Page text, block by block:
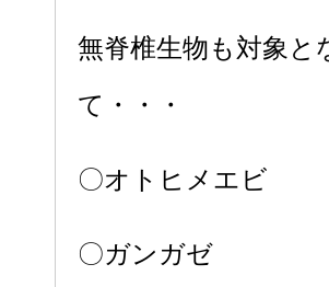
無脊椎生物も対象
て・・・
〇オトヒメエビ
〇ガンガゼ